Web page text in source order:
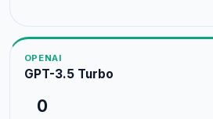
OPENAI
GPT-3.5 Turbo
0